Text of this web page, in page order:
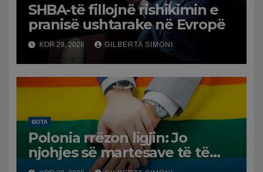
SHBA-të fillojnë rishikimin e
pranisë ushtarake në Evropë
KOR 29, 2026 GILBERTA SIMONI
BOTA
Polonia rrëzon ligjin: Jo
njohjes së martesave të të
njëjtit seks